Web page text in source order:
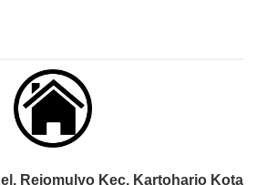
Rejomulyo Kec. Kartoharjo Kota